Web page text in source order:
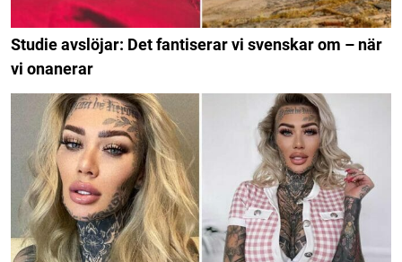
Studie avslöjar: Det fantiserar vi svenskar om – när
vi onanerar